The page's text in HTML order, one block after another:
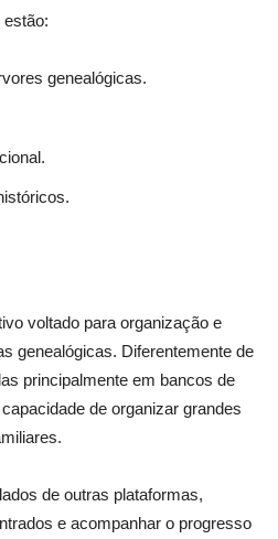
estão:
genealógicas.
voltado para organização e
genealógicas. Diferentemente de
principalmente em bancos de
de organizar grandes
de outras plataformas,
e acompanhar o progresso